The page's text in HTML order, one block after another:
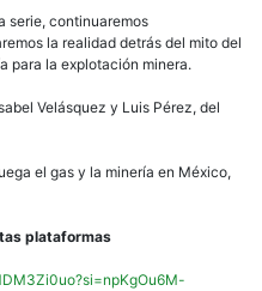
serie, continuaremos
la realidad detrás del mito del
para la explotación minera.
Velásquez y Luis Pérez, del
el gas y la minería en México,
plataformas